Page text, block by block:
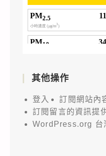
其他操作
登入
訂閱網站內
訂閱留言的資訊提
WordPress.org 台